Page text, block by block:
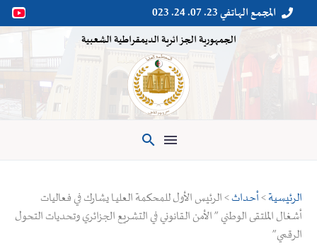

 المجمع الهاتفي 23. 07. 24. 023
الجمهورية الجزائرية الديمقراطية الشعبية

الرئيسية>أحداث> الرئيس الأول للمحكمة العليــا يشارك في فعاليات
أشغال الملتقى الوطني ” الأمن القانوني في التشريع الجزائري وتحديات التحول
الرقمي”